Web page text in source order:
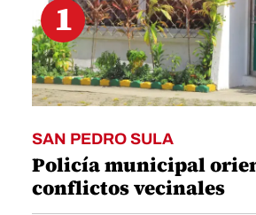
1
SAN PEDRO SULA
Policía municipal
conflictos vecinales